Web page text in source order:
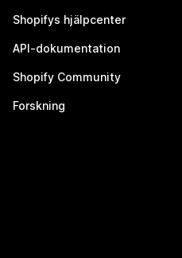
Shopifys hjälpcenter
API-dokumentation
Shopify Community
Forskning